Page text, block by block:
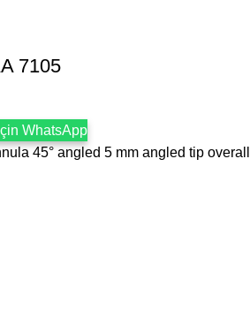
7105
WhatsApp
45° angled 5 mm angled tip overall